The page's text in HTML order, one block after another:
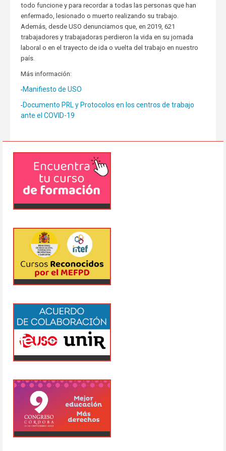
todo funcione y para recordar a todas las personas que han
enfermado, lesionado o muerto realizando su trabajo.
Además, desde USO denunciamos que, en 2019, 621
trabajadores y trabajadoras perdieron la vida en su jornada
laboral o en el trayecto de ida o vuelta del trabajo en nuestro
país.
Más información:
-Manifiesto de USO
-Documento PRL y Protocolos en los centros de trabajo
ante el COVID-19